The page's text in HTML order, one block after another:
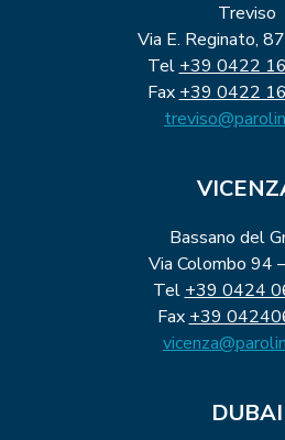
Treviso
Via E. Reginato,
Tel +39 0422
Fax +39 0422
Bassano del
Via Colombo 94
Tel +39 0424
Fax +39
DUBAI